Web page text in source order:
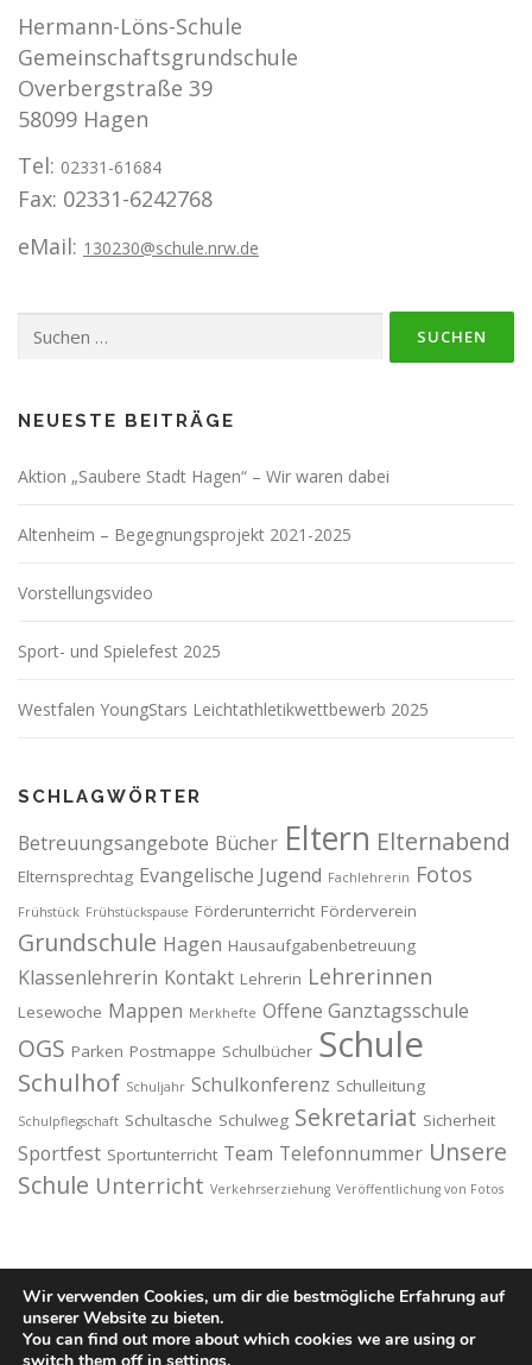
Hermann-Löns-Schule
Gemeinschaftsgrundschule
Overbergstraße 39
58099 Hagen
Tel: 02331-61684
Fax: 02331-6242768
eMail: 130230@schule.nrw.de
Suchen
NEUESTE BEITRÄGE
Aktion „Saubere Stadt Hagen“ – Wir waren dabei
Altenheim – Begegnungsprojekt 2021-2025
Vorstellungsvideo
Sport- und Spielefest 2025
Westfalen YoungStars Leichtathletikwettbewerb 2025
SCHLAGWÖRTER
Betreuungsangebote Bücher Eltern Elternabend
Elternsprechtag Evangelische Jugend Fachlehrerin Fotos
Frühstück Frühstückspause Förderunterricht Förderverein
Grundschule Hagen Hausaufgabenbetreuung
Klassenlehrerin Kontakt Lehrerin Lehrerinnen
Lesewoche Mappen Merkhefte Offene Ganztagsschule
OGS Parken Postmappe Schulbücher Schule
Schulhof Schuljahr Schulkonferenz Schulleitung
Schulpflegschaft Schultasche Schulweg Sekretariat Sicherheit
Sportfest Sportunterricht Team Telefonnummer Unsere
Schule Unterricht Verkehrserziehung Veröffentlichung von Fotos
Copyright © 2026 Hermann-Löns-Schule Theme
Wir verwenden Cookies, um dir die bestmögliche Erfahrung auf
unserer Website zu bieten.
You can find out more about which cookies we are using or